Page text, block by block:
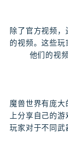
除了官方视频
的视频。这些玩
他们的视
魔兽世界有庞
上分享自己的
玩家对于不同武